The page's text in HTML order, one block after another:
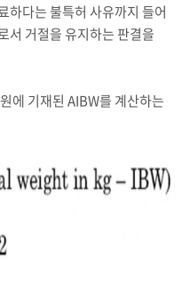
하다는 불특허 사유까지 들어
거절을 유지하는 판결을
에 기재된 AIBW를 계산하는